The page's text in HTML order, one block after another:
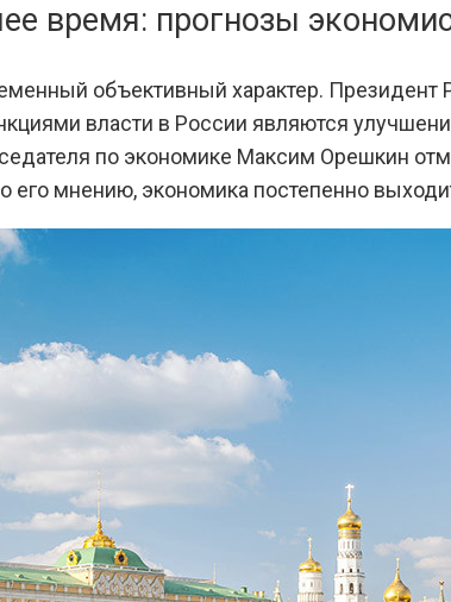
время: прогнозы
объективный характер.
власти в России являются
по экономике Максим Орешкин
его мнению, экономика постепенно